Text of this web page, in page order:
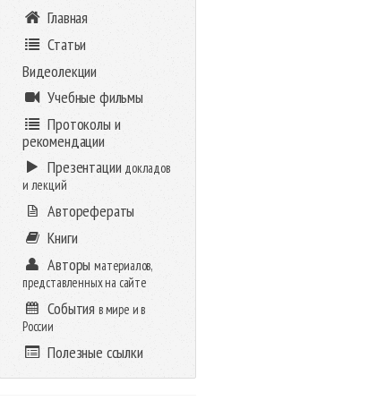
Главная
Статьи
Видеолекции
Учебные фильмы
Протоколы и
рекомендации
Презентации докладов
и лекций
Авторефераты
Книги
Авторыматериалов,
представленных на сайте
События в мире и в
России
Полезные ссылки